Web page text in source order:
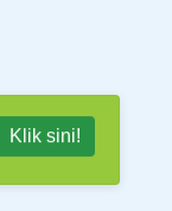
Klik sini!